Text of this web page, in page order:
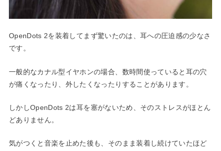
OpenDots 2を装着してまず驚いたのは、耳への圧迫感の少なさ
です。
一般的なカナル型イヤホンの場合、数時間使っていると耳の穴
が痛くなったり、外したくなったりすることがあります。
しかしOpenDots 2は耳を塞がないため、そのストレスがほとん
どありません。
気がつくと音楽を止めた後も、そのまま装着し続けていたほど